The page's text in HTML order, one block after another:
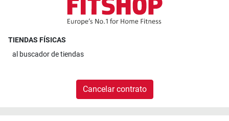
TIENDAS FÍSICAS
al buscador de tiendas
Cancelar contrato